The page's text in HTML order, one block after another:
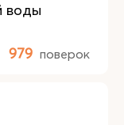
воды
979 поверок